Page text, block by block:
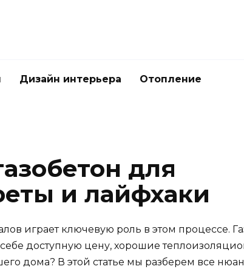
Дизайн интерьера Отопление
для
и лайфхаки
играет ключевую роль в этом процессе.
доступную цену, хорошие
дома? В этой статье мы разберем все